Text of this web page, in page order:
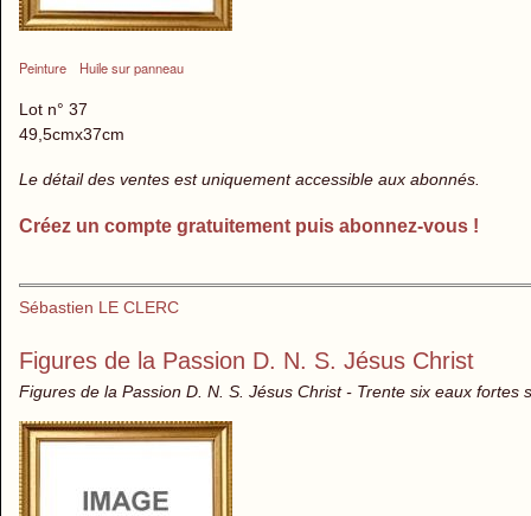
Peinture Huile sur panneau
Lot n° 37
49,5cmx37cm
Le détail des ventes est uniquement accessible aux abonnés.
Créez un compte gratuitement puis abonnez-vous !
Sébastien LE CLERC
Figures de la Passion D. N. S. Jésus Christ
Figures de la Passion D. N. S. Jésus Christ - Trente six eaux fortes